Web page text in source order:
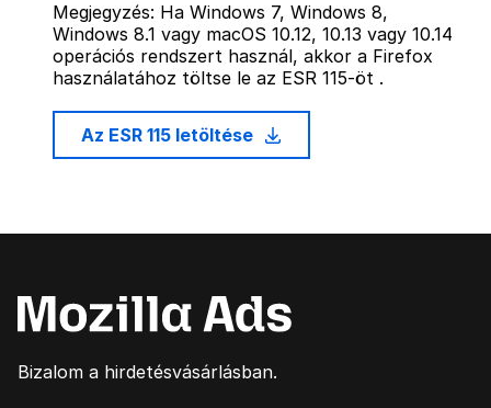
Megjegyzés: Ha Windows 7, Windows 8,
Windows 8.1 vagy macOS 10.12, 10.13 vagy 10.14
operációs rendszert használ, akkor a Firefox
használatához töltse le az ESR 115-öt .
Az ESR 115 letöltése
Bizalom a hirdetésvásárlásban.